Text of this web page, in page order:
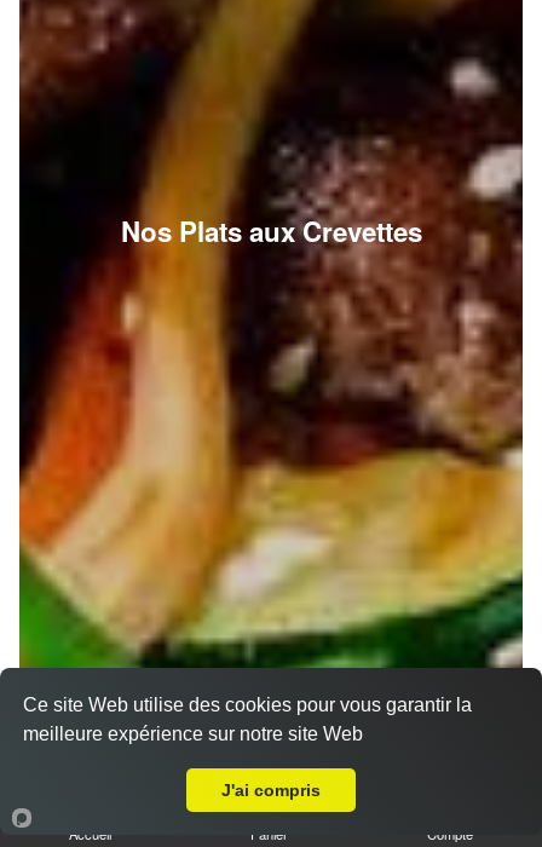
Nos Plats aux Crevettes
Accueil Panier Compte
Ce site Web utilise des cookies pour vous garantir la
meilleure expérience sur notre site Web
J'ai compris